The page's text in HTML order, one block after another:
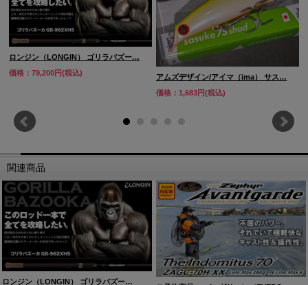
合がございます。
同梱はご相談下さい。
●商品が入荷次第、お客様に連絡し配達日時確認後の発送となりま
す。
●お支払方法に銀行振込をご選択頂きましたお客様は、入金確認後の
ご予約を頂いた日に決済を行います。
●ご予約商品の
キャンセル は不可とさせて頂きます。
※表記されている在庫は
ご予約可能数です！！
ロンジン（LONGIN） ゴリラバズー…
価格：79,200円(税込)
アムズデザイン/アイマ（ima） サス…
価格：1,683円(税込)
関連商品
ロンジン（LONGIN） ゴリラバズー…